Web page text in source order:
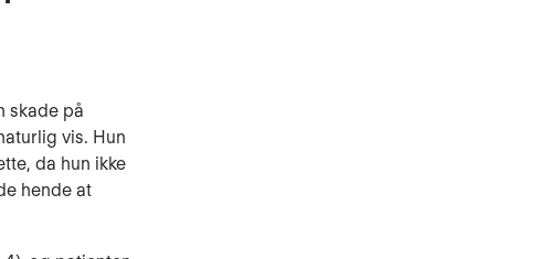
skade på
vis. Hun
da hun ikke
hende at